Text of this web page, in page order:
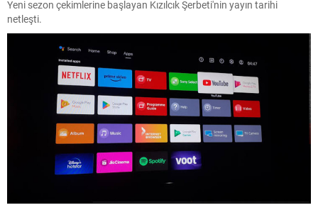
Yeni sezon çekimlerine başlayan Kızılcık Şerbeti'nin yayın tarihi
netleşti.